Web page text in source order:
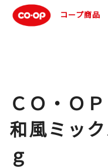
コープ商品
ＣＯ・Ｏ
和風ミッ
ｇ